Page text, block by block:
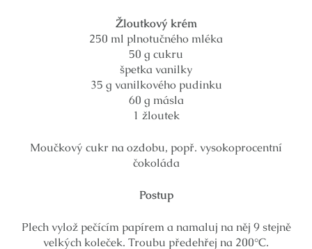
Žloutkový krém
250 ml plnotučného mléka
50 g cukru
špetka vanilky
35 g vanilkového pudinku
60 g másla
1 žloutek
Moučkový cukr na ozdobu, popř. vysokoprocentní
čokoláda
Postup
Plech vylož pečícím papírem a namaluj na něj 9 stejně
velkých koleček. Troubu předehřej na 200°C.